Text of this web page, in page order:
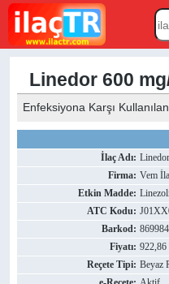
Linedor 600
Enfeksiyona Karşı
İlaç Adı:
Firma: Vem
Etkin Madde:
ATC Kodu:
Barkod:
Fiyatı:
Reçete Tipi: Beyaz